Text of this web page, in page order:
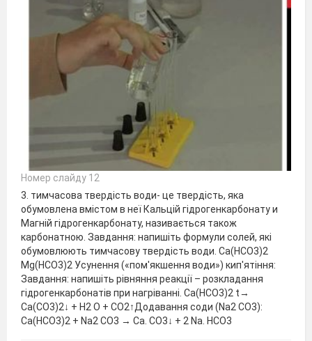
Номер слайду 12
3. тимчасова твердість води- це твердість, яка
обумовлена вмістом в неї Кальцій гідрогенкарбонату и
Магній гідрогенкарбонату, називається також
карбонатною. Завдання: напишіть формули солей, які
обумовлюють тимчасову твердість води. Ca(HCO3)2
Mg(HCO3)2 Усунення («пом'якшення води») кип'ятіння:
Завдання: напишіть рівняння реакції – розкладання
гідрогенкарбонатів при нагріванні. Ca(HCO3)2 t→
Ca(CO3)2↓ + H2 O + CO2↑Додавання соди (Na2 CO3):
Ca(HCO3)2 + Na2 CO3 → Ca. CO3↓ + 2 Na. HCO3